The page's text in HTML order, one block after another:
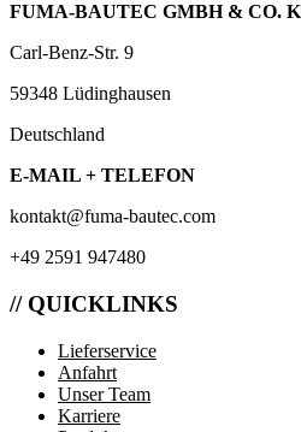
FUMA-BAUTEC GMBH & CO.
Carl-Benz-Str. 9
59348 Lüdinghausen
Deutschland
E-MAIL + TELEFON
kontakt@fuma-bautec.com
+49 2591 947480
// QUICKLINKS
Lieferservice
Anfahrt
Unser Team
Karriere